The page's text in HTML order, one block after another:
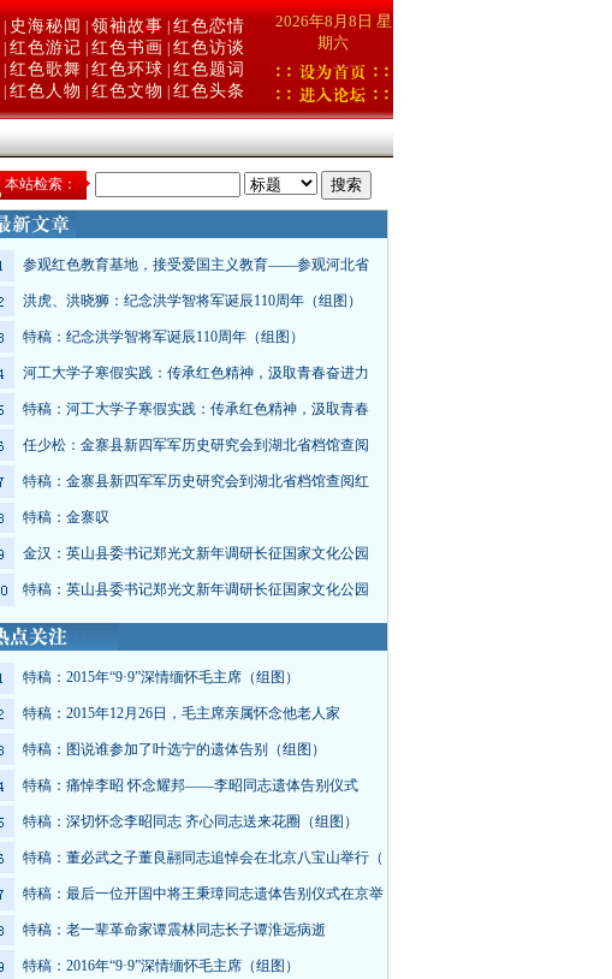
史海秘闻 领袖故事 红色恋情
红色游记 红色书画
红色访谈
红色歌舞 红色环球 红色题词
红色人物 红色文物 红色头条
2026年8月8日 星
期六
本站检索：
参观红色教育基地，接受爱国主义教育——参观河北省
洪虎、洪晓狮：纪念洪学智将军诞辰110周年（组图）
特稿：纪念洪学智将军诞辰110周年（组图）
河工大学子寒假实践：传承红色精神，汲取青春奋进力
特稿：河工大学子寒假实践：传承红色精神，汲取青春
任少松：金寨县新四军军历史研究会到湖北省档馆查阅
特稿：金寨县新四军军历史研究会到湖北省档馆查阅红
特稿：金寨叹
金汉：英山县委书记郑光文新年调研长征国家文化公园
特稿：英山县委书记郑光文新年调研长征国家文化公园
特稿：2015年“9·9”深情缅怀毛主席（组图）
特稿：2015年12月26日，毛主席亲属怀念他老人家
特稿：图说谁参加了叶选宁的遗体告别（组图）
特稿：痛悼李昭 怀念耀邦——李昭同志遗体告别仪式
特稿：深切怀念李昭同志 齐心同志送来花圈（组图）
特稿：董必武之子董良翮同志追悼会在北京八宝山举行（
特稿：最后一位开国中将王秉璋同志遗体告别仪式在京举
特稿：老一辈革命家谭震林同志长子谭淮远病逝
特稿：2016年“9·9”深情缅怀毛主席（组图）